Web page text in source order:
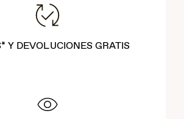
Y DEVOLUCIONES GRATIS